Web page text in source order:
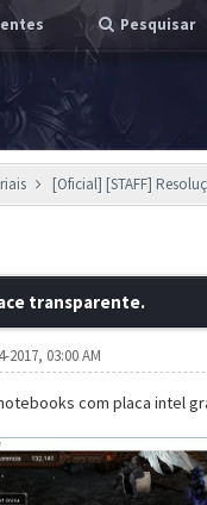
Pesquisar
[Oficial] [STAFF]
transparente.
2017, 03:00 AM
com placa intel